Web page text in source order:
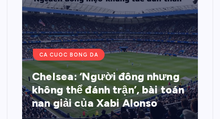
CA CUOC BONG DA
Chelsea: ‘Người đông nhưng
không thể đánh trận’, bài toán
nan giải của Xabi Alonso